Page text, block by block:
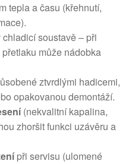
tepla a času (křehnutí,
soustavě – při
může nádobka
ztvrdlými hadicemi,
opakovanou demontáží.
(nekvalitní kapalina,
zhoršit funkci uzávěru a
při servisu (ulomené